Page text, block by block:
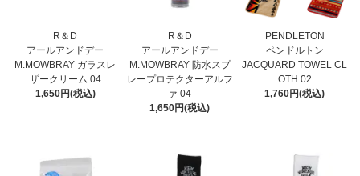
R＆D
アールアンドデー
M.MOWBRAY ガラスレ
ザークリーム 04
1,650円(税込)
R＆D
アールアンドデー
M.MOWBRAY 防水スプ
レープロテクターアルフ
ァ 04
1,650円(税込)
PENDLETON
ペンドルトン
JACQUARD TOWEL CL
OTH 02
1,760円(税込)